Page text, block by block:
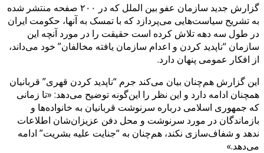
گزارش جدید سازمان عفو بین الملل که در ۲۰۰ صفحه منتشر شده
به تشریح سیاست‌هایی می‌پردازد که با تمسک به آنها، حکومت ایران
در طول سه دهه تلاش کرده است حقیقت را در مورد آنچه این
سازمان “ناپدید کردن و اعدام سازمان یافته مخالفان” خود می‌داند،
از افکار عمومی پنهان دارد.
این گزارش هم‌چنان بیان می‌کند جرم “ناپدید کردن قهری” قربانیان
همچنان ادامه دارد و این نظر را این‌گونه توضیح می‌دهد: «تا زمانی
‌که جمهوری اسلامی درباره سرنوشت قربانیان به خانواده‌ها و
بازماندگان در مورد سرنوشت و محل دفن عزیزان‌شان اطلاعات
ندهد و شفاف‌سازی نکند، هم‌چنان به “جنایت علیه بشریت” ادامه‌
می‌دهد.»